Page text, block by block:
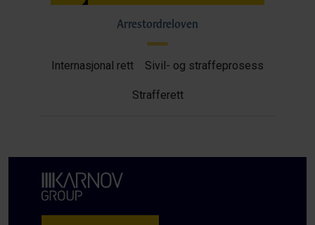
Arrestordreloven
Internasjonal rett Sivil- og straffeprosess
Strafferett